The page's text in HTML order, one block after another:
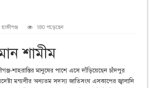
হাজীগঞ্জ 180 পড়েছেন
শামীম
শাহরাস্তির মানুষের পাশে এসে দাঁড়িয়েছেন চাঁদপুর
মন্ডলীর অন্যতম সদস্য জাতিসংঘ এসকাপের জ্বালানি